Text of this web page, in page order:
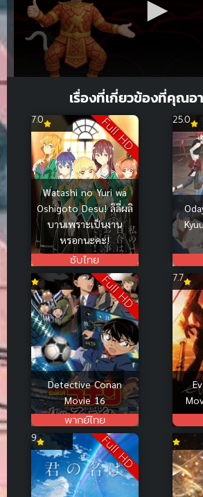
เรื่องที่เกี่ยวข้องที่คุณอ
Full HD
Watashi no Yuri wa
Oshigoto Desu! ลิลี่ผลิ
บานเพราะเป็นงาน
หรอกนะคะ!
ซับไทย
7.0 25.0
Full HD
Detective Conan
Movie 16
พากย์ไทย
7.7
Full HD
9